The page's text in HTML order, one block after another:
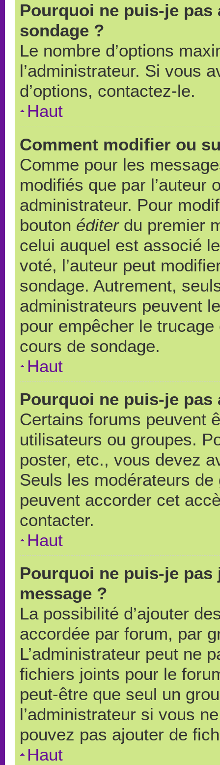
Pourquoi ne puis-je
sondage ?
Le nombre d’options
l’administrateur. Si vous
d’options, contactez-le.
Haut
Comment modifier ou
Comme pour les
modifiés que par l’auteur
administrateur. Pour
bouton éditerdu premier
celui auquel est associé
voté, l’auteur peut
sondage. Autrement,
administrateurs peuvent
pour empêcher le
cours de sondage.
Haut
Pourquoi ne puis-je
Certains forums peuvent
utilisateurs ou groupes.
poster, etc., vous devez
Seuls les modérateurs
peuvent accorder cet
contacter.
Haut
Pourquoi ne puis-je
message ?
La possibilité d’ajouter
accordée par forum, par
L’administrateur peut ne
fichiers joints pour le
peut-être que seul un
l’administrateur si vous
pouvez pas ajouter de
Haut